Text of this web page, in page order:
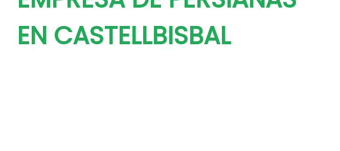
EN CASTELLBISBAL